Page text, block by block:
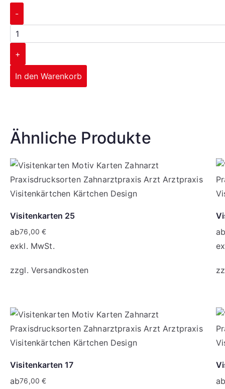
-
+
In den Warenkorb
Ähnliche Produkte
Visitenkarten 25
ab76,00€
exkl. MwSt.
zzgl. Versandkosten
Visitenkarten 17
ab76,00€